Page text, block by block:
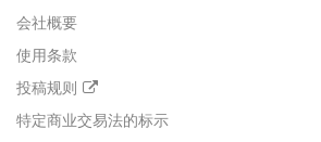
会社概要
使用条款
投稿规则
特定商业交易法的标示